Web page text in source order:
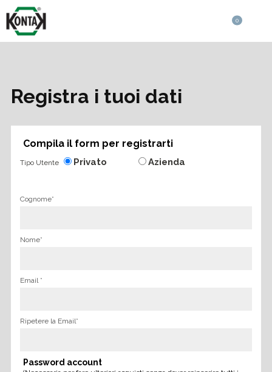
0
Registra i tuoi dati
Compila il form per registrarti
Tipo Utente Privato Azienda
Cognome*
Nome*
Email *
Ripetere la Email*
Password account